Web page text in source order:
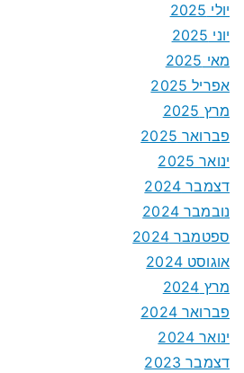
יולי 2025
יוני 2025
מאי 2025
אפריל 2025
מרץ 2025
פברואר 2025
ינואר 2025
דצמבר 2024
נובמבר 2024
ספטמבר 2024
אוגוסט 2024
מרץ 2024
פברואר 2024
ינואר 2024
דצמבר 2023